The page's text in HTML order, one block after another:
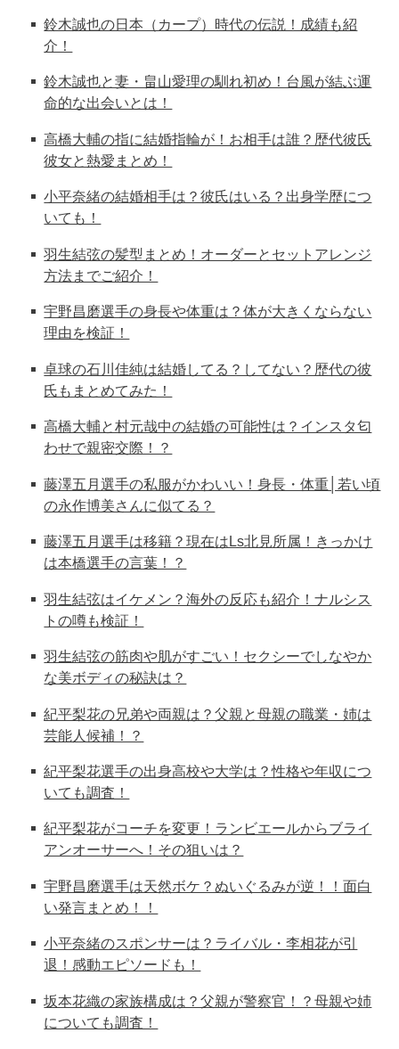
鈴木誠也の日本（カープ）時代の伝説！成績も紹
介！
鈴木誠也と妻・畠山愛理の馴れ初め！台風が結ぶ運
命的な出会いとは！
高橋大輔の指に結婚指輪が！お相手は誰？歴代彼氏
彼女と熱愛まとめ！
小平奈緒の結婚相手は？彼氏はいる？出身学歴につ
いても！
羽生結弦の髪型まとめ！オーダーとセットアレンジ
方法までご紹介！
宇野昌磨選手の身長や体重は？体が大きくならない
理由を検証！
卓球の石川佳純は結婚してる？してない？歴代の彼
氏もまとめてみた！
高橋大輔と村元哉中の結婚の可能性は？インスタ匂
わせで親密交際！？
藤澤五月選手の私服がかわいい！身長・体重│若い頃
の永作博美さんに似てる？
藤澤五月選手は移籍？現在はLs北見所属！きっかけ
は本橋選手の言葉！？
羽生結弦はイケメン？海外の反応も紹介！ナルシス
トの噂も検証！
羽生結弦の筋肉や肌がすごい！セクシーでしなやか
な美ボディの秘訣は？
紀平梨花の兄弟や両親は？父親と母親の職業・姉は
芸能人候補！？
紀平梨花選手の出身高校や大学は？性格や年収につ
いても調査！
紀平梨花がコーチを変更！ランビエールからブライ
アンオーサーへ！その狙いは？
宇野昌磨選手は天然ボケ？ぬいぐるみが逆！！面白
い発言まとめ！！
小平奈緒のスポンサーは？ライバル・李相花が引
退！感動エピソードも！
坂本花織の家族構成は？父親が警察官！？母親や姉
についても調査！